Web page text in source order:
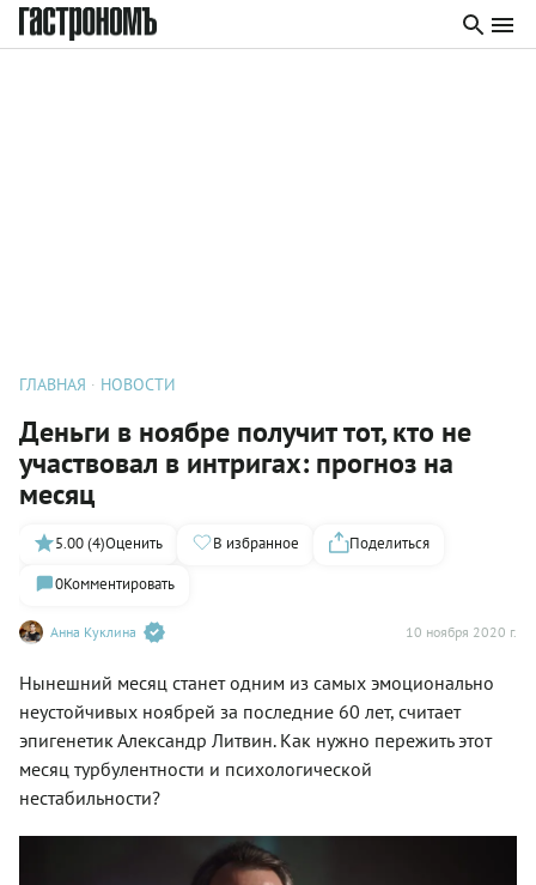
ГЛАВНАЯ НОВОСТИ
Деньги в ноябре получит тот, кто не
участвовал в интригах: прогноз на
месяц
Анна Куклина 10 ноября 2020 г.
5.00 (4)Оценить В избранное
Поделиться
0Комментировать
Нынешний месяц станет одним из самых эмоционально
неустойчивых ноябрей за последние 60 лет, считает
эпигенетик Александр Литвин. Как нужно пережить этот
месяц турбулентности и психологической
нестабильности?